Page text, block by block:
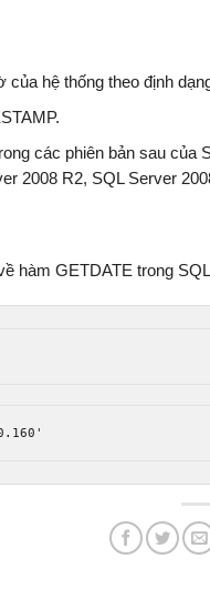
hệ thống theo định
các phiên bản sau của
2008 R2, SQL Server
hàm GETDATE trong